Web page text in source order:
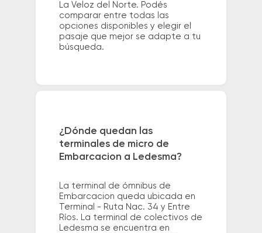
La Veloz del Norte. Podés
comparar entre todas las
opciones disponibles y elegir el
pasaje que mejor se adapte a tu
búsqueda.
¿Dónde quedan las
terminales de micro de
Embarcacion a Ledesma?
La terminal de ómnibus de
Embarcacion queda ubicada en
Terminal - Ruta Nac. 34 y Entre
Ríos. La terminal de colectivos de
Ledesma se encuentra en